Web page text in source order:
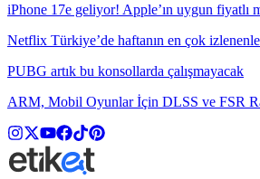
iPhone 17e geliyor! Apple’ın uygun fiyatlı
Netflix Türkiye’de haftanın en çok
PUBG artık bu konsollarda çalışmayacak
ARM, Mobil Oyunlar İçin DLSS ve FSR